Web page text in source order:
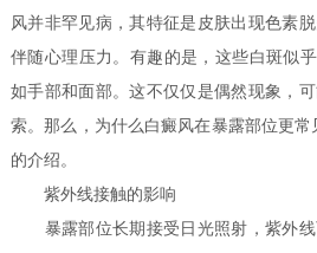
风并非罕见病，其特征是皮肤出现色素
伴随心理压力。有趣的是，这些白斑似
如手部和面部。这不仅仅是偶然现象，
索。那么，为什么白癜风在暴露部位更常
的介绍。
紫外线接触的影响
暴露部位长期接受日光照射，紫外线